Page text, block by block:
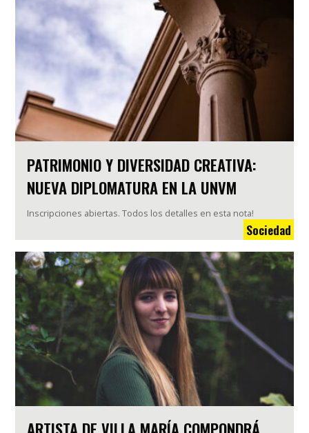
PATRIMONIO Y DIVERSIDAD CREATIVA:
NUEVA DIPLOMATURA EN LA UNVM
Inscripciones abiertas. Todos los detalles en esta nota!
Sociedad
ARTISTA DE VILLA MARÍA COMPONDRÁ